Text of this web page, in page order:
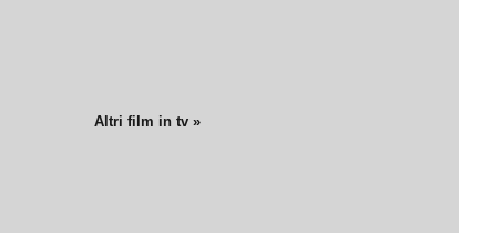
Altri film in tv »